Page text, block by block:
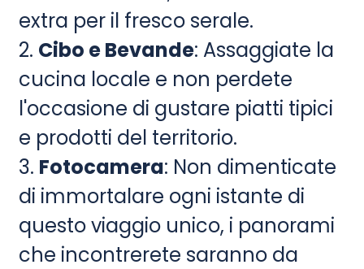
extra per il fresco serale.
2. Cibo e Bevande: Assaggiate la
cucina locale e non perdete
l'occasione di gustare piatti tipici
e prodotti del territorio.
3. Fotocamera: Non dimenticate
di immortalare ogni istante di
questo viaggio unico, i panorami
che incontrerete saranno da